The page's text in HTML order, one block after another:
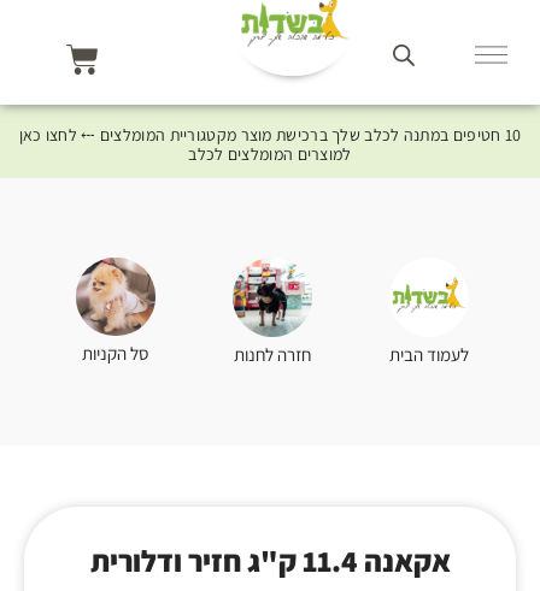
10 חטיפים במתנה לכלב שלך ברכישת מוצר מקטגוריית המומלצים ⤎ לחצו כאן
למוצרים המומלצים לכלב
לעמוד הבית חזרה לחנות סל הקניות
אקאנה 11.4 ק"ג חזיר ודלורית